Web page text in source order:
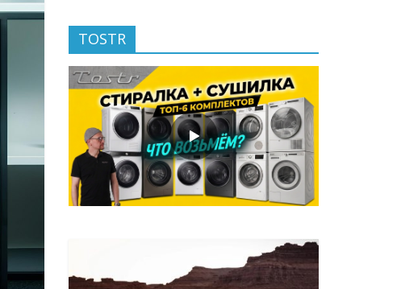
TOSTR